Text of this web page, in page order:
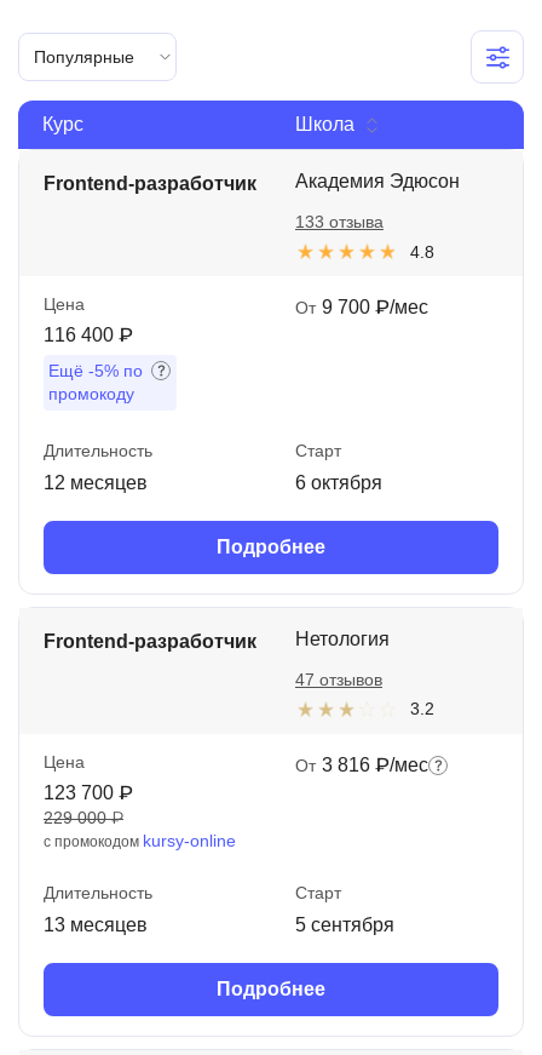
Популярные
Курс Школа
Frontend-разработчик Академия Эдюсон
4.8
133 отзыва
Цена
116 400 ₽
Ещё -5% по
промокоду
От 9 700 ₽/мес
Длительность
12 месяцев
Старт
6 октября
Подробнее
Frontend-разработчик Нетология
3.2
47 отзывов
Цена
123 700 ₽
229 000 ₽
с промокодом kursy-online
От 3 816 ₽/мес
Длительность
13 месяцев
Старт
5 сентября
Подробнее
Иностранные языки
Soft Skills
ДПО
Детям